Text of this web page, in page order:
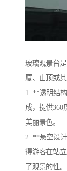
玻璃观景台
厦、山顶或
1. **透明结
成，提供360
美丽景色。
2. **悬空设
得游客在站
了观景的性。